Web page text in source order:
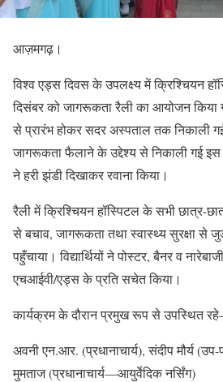
आज़मगढ़।
विश्व एड्स दिवस के उपलक्ष्य में क्रिश्चियन
दिसंबर को जागरूकता रैली का आयोजन किया
से प्रारंभ होकर सदर अस्पताल तक निकाली
जागरूकता फैलाने के उद्देश्य से निकाली गई
ने हरी झंडी दिखाकर रवाना किया।
रैली में क्रिश्चियन हॉस्पिटल के सभी छात्र-
से बचाव, जागरूकता तथा स्वास्थ्य सुरक्षा
पहुँचाया। विद्यार्थियों ने पोस्टर, बैनर व
एचआईवी/एड्स के प्रति सचेत किया।
कार्यक्रम के दौरान प्रमुख रूप से उपस्थित
अवनी एन.आर. (प्रधानाचार्य), संदीप मौर्य (उप-
मुमताज (प्रधानाचार्य—आयुर्वेदिक नर्सिंग)